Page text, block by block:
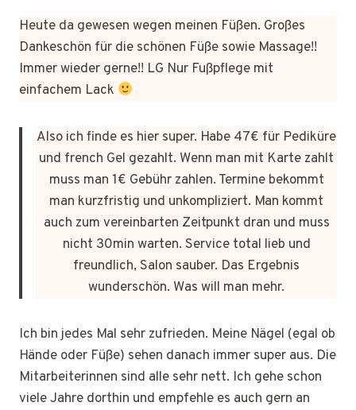
Heute da gewesen wegen meinen Füßen. Großes
Dankeschön für die schönen Füße sowie Massage!!
Immer wieder gerne!! LG Nur Fußpflege mit
einfachem Lack
Also ich finde es hier super. Habe 47€ für Pediküre
und french Gel gezahlt. Wenn man mit Karte zahlt
muss man 1€ Gebühr zahlen. Termine bekommt
man kurzfristig und unkompliziert. Man kommt
auch zum vereinbarten Zeitpunkt dran und muss
nicht 30min warten. Service total lieb und
freundlich, Salon sauber. Das Ergebnis
wunderschön. Was will man mehr.
Ich bin jedes Mal sehr zufrieden. Meine Nägel (egal ob
Hände oder Füße) sehen danach immer super aus. Die
Mitarbeiterinnen sind alle sehr nett. Ich gehe schon
viele Jahre dorthin und empfehle es auch gern an